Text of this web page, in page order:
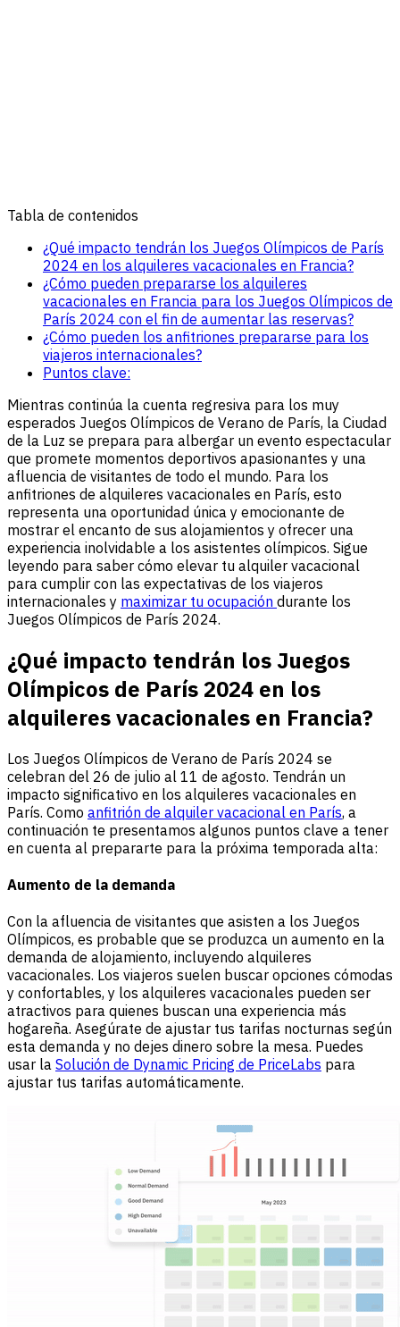
Tabla de contenidos
¿Qué impacto tendrán los Juegos Olímpicos de París
2024 en los alquileres vacacionales en Francia?
¿Cómo pueden prepararse los alquileres
vacacionales en Francia para los Juegos Olímpicos de
París 2024 con el fin de aumentar las reservas?
¿Cómo pueden los anfitriones prepararse para los
viajeros internacionales?
Puntos clave:
Mientras continúa la cuenta regresiva para los muy
esperados Juegos Olímpicos de Verano de París, la Ciudad
de la Luz se prepara para albergar un evento espectacular
que promete momentos deportivos apasionantes y una
afluencia de visitantes de todo el mundo. Para los
anfitriones de alquileres vacacionales en París, esto
representa una oportunidad única y emocionante de
mostrar el encanto de sus alojamientos y ofrecer una
experiencia inolvidable a los asistentes olímpicos. Sigue
leyendo para saber cómo elevar tu alquiler vacacional
para cumplir con las expectativas de los viajeros
internacionales y maximizar tu ocupación durante los
Juegos Olímpicos de París 2024.
¿Qué impacto tendrán los Juegos
Olímpicos de París 2024 en los
alquileres vacacionales en Francia?
Los Juegos Olímpicos de Verano de París 2024 se
celebran del 26 de julio al 11 de agosto. Tendrán un
impacto significativo en los alquileres vacacionales en
París. Como anfitrión de alquiler vacacional en París, a
continuación te presentamos algunos puntos clave a tener
en cuenta al prepararte para la próxima temporada alta:
Aumento de la demanda
Con la afluencia de visitantes que asisten a los Juegos
Olímpicos, es probable que se produzca un aumento en la
demanda de alojamiento, incluyendo alquileres
vacacionales. Los viajeros suelen buscar opciones cómodas
y confortables, y los alquileres vacacionales pueden ser
atractivos para quienes buscan una experiencia más
hogareña. Asegúrate de ajustar tus tarifas nocturnas según
esta demanda y no dejes dinero sobre la mesa. Puedes
usar la Solución de Dynamic Pricing de PriceLabs para
ajustar tus tarifas automáticamente.